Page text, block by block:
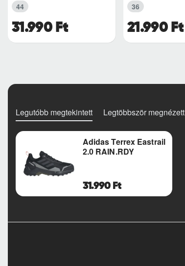
31.990 Ft
44
21.990 Ft
36
Legutóbb megtekintett Legtöbbször megnézett
Adidas Terrex Eastrail
2.0 RAIN.RDY
31.990 Ft